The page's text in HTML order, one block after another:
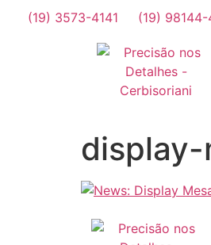
(19) 3573-4141 (19)
display-